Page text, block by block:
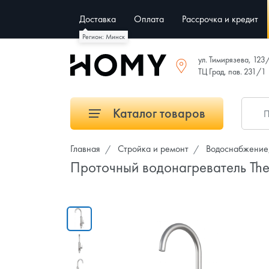
Регион: Минск
Доставка Оплата Рассрочка и кредит
ул. Тимирязева,
ТЦ Град, пав. 231/1
Каталог товаров
Главная Стройка и ремонт
Проточный водонагреватель